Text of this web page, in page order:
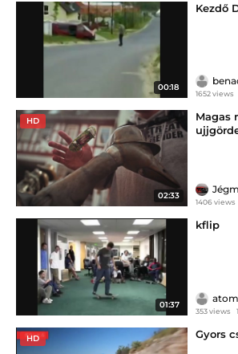
00:18
Kezdő
1652 views
HD
02:33
Magas
1406 views
01:37
kflip
353 views
HD Gyors